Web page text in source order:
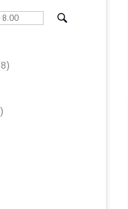
8